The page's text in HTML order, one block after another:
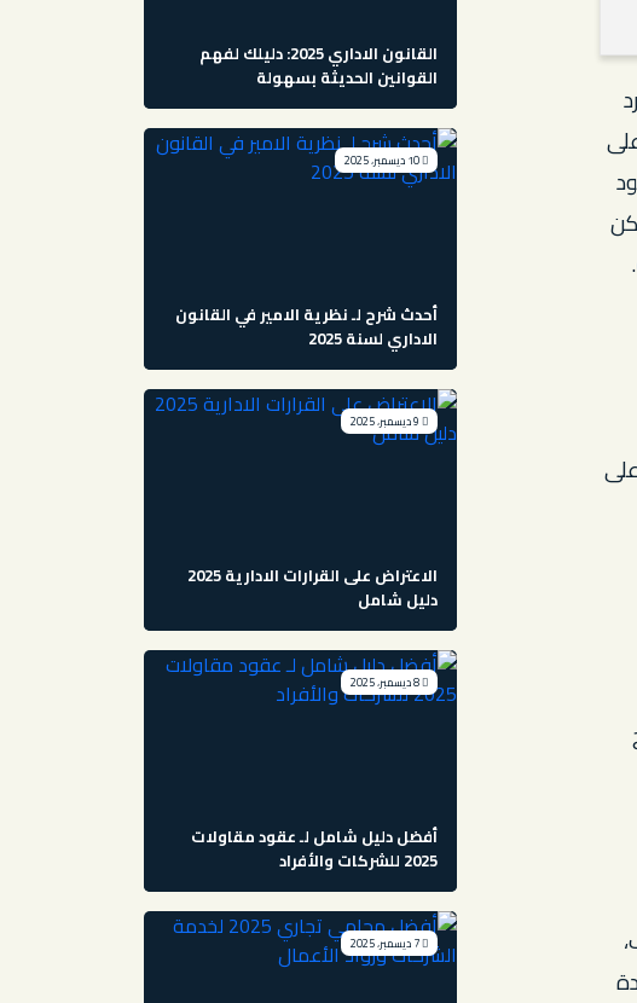
.
القانون الاداري 2025: دليلك لفهم
القوانين الحديثة بسهولة
10 ديسمبر، 2025
أحدث شرح لـ نظرية الامير في القانون
الاداري لسنة 2025
الاعتراض على القرارات الادارية 2025
دليل شامل
8 ديسمبر، 2025
أفضل دليل شامل لـ عقود مقاولات
2025 للشركات والأفراد
7 ديسمبر، 2025